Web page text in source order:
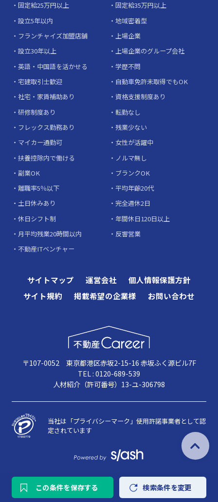
この条件を保存する 検索条件を変更
固定給25万円以上
固定給35万円以上
設立5年以内
地域密着型
フランチャイズ加盟店舗
上場企業
設立30年以上
上場企業のグループ会社
英語・中国語を活かせる
学歴不問
宅建取引士歓迎
自動車免許未取得でもOK
社宅・家賃補助あり
資格支援制度あり
研修制度あり
転勤なし
フレックス勤務あり
残業少ない
マイカー通勤可
女性が活躍中
扶養控除内で働ける
ノルマ無し
副業OK
ブランクOK
離職率5％以下
平均年齢20代
土日休みあり
完全週休2日
休日シフト制
年間休日120日以上
月平均残業20時間以内
反響営業
不動産ITベンチャー
サイトマップ 運営会社
個人情報保護方針
サイト規約
掲載希望の企業様 お問い合わせ
〒107-0052 東京都港区赤坂2-15-16 赤坂ふく源ビル7F
TEL : 0120-689-539
人材紹介（許可番号）13-ユ-306798
当社は「プライバシーマーク」使用許諾事業者として認
定されています